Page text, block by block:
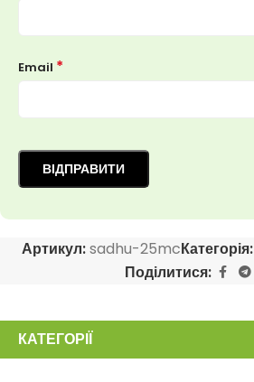
КАТЕГОРІЇ
Email *
Артикул:sadhu-25mcКатегорія:
Поділитися: